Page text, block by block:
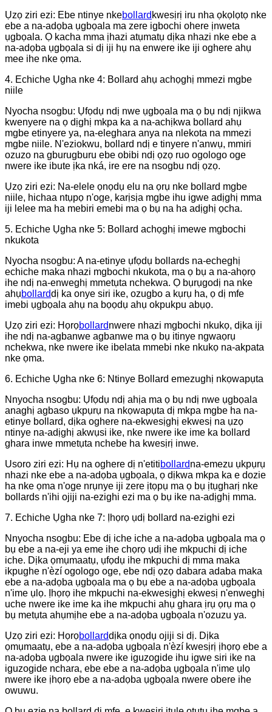
Ụzọ ziri ezi: Ebe ntinye nkebollard kwesịrị iru nha ọkọlọtọ nke
ebe a na-adọba ụgbọala ma zere igbochi ohere ịnweta
ụgbọala. Ọ kacha mma ịhazi atụmatụ dịka nhazi nke ebe a
na-adọba ụgbọala si dị iji hụ na enwere ike iji oghere ahụ
mee ihe nke ọma.
4. Echiche Ụgha nke 4: Bollard ahụ achọghị mmezi mgbe
niile
Nyocha nsogbu: Ụfọdụ ndị nwe ụgbọala ma ọ bụ ndị njikwa
kwenyere na ọ dịghị mkpa ka a na-achịkwa bollard ahụ
mgbe etinyere ya, na-eleghara anya na nlekota na mmezi
mgbe niile. N'eziokwu, bollard ndị e tinyere n'anwụ, mmiri
ozuzo na gburugburu ebe obibi ndị ọzọ ruo ogologo oge
nwere ike ibute ịka nká, ire ere na nsogbu ndị ọzọ.
Ụzọ ziri ezi: Na-elele ọnọdụ elu na ọrụ nke bollard mgbe
niile, hichaa ntụpọ n'oge, karịsịa mgbe ihu igwe adịghị mma
iji lelee ma ha mebiri emebi ma ọ bụ na ha adịghị ọcha.
5. Echiche Ụgha nke 5: Bollard achọghị imewe mgbochi
nkukota
Nyocha nsogbu: A na-etinye ụfọdụ bollards na-echeghị
echiche maka nhazi mgbochi nkukota, ma ọ bụ a na-ahọrọ
ihe ndị na-enweghị mmetụta nchekwa. Ọ bụrụgodị na nke
ahụbollarddị ka onye siri ike, ozugbo a kụrụ ha, ọ dị mfe
imebi ụgbọala ahụ na bọọdụ ahụ okpukpu abụọ.
Ụzọ ziri ezi: Họrọbollardnwere nhazi mgbochi nkukọ, dịka iji
ihe ndị na-agbanwe agbanwe ma ọ bụ itinye ngwaọrụ
nchekwa, nke nwere ike ibelata mmebi nke nkukọ na-akpata
nke ọma.
6. Echiche Ụgha nke 6: Ntinye Bollard emezughị nkọwapụta
Nnyocha nsogbu: Ụfọdụ ndị ahịa ma ọ bụ ndị nwe ụgbọala
anaghị agbaso ụkpụrụ na nkọwapụta dị mkpa mgbe ha na-
etinye bollard, dịka oghere na-ekwesịghị ekwesị na ụzọ
ntinye na-adịghị akwụsi ike, nke nwere ike ime ka bollard
ghara inwe mmetụta nchebe ha kwesịrị inwe.
Usoro ziri ezi: Hụ na oghere dị n'etitibollardna-emezu ụkpụrụ
nhazi nke ebe a na-adọba ụgbọala, ọ dịkwa mkpa ka e dozie
ha nke ọma n'oge nrụnye iji zere ịtọpụ ma ọ bụ ịtụgharị nke
bollards n'ihi ojiji na-ezighi ezi ma ọ bụ ike na-adịghị mma.
7. Echiche Ụgha nke 7: Ịhọrọ ụdị bollard na-ezighi ezi
Nnyocha nsogbu: Ebe dị iche iche a na-adọba ụgbọala ma ọ
bụ ebe a na-eji ya eme ihe chọrọ ụdị ihe mkpuchi dị iche
iche. Dịka ọmụmaatụ, ụfọdụ ihe mkpuchi dị mma maka
ikpughe n'èzí ogologo oge, ebe ndị ọzọ dabara adaba maka
ebe a na-adọba ụgbọala ma ọ bụ ebe a na-adọba ụgbọala
n'ime ụlọ. Ịhọrọ ihe mkpuchi na-ekwesịghị ekwesị n'enweghị
uche nwere ike ime ka ihe mkpuchi ahụ ghara ịrụ ọrụ ma ọ
bụ metụta ahụmịhe ebe a na-adọba ụgbọala n'ozuzu ya.
Ụzọ ziri ezi: Họrọbollarddịka ọnọdụ ojiji si dị. Dịka
ọmụmaatụ, ebe a na-adọba ụgbọala n'èzí kwesịrị ịhọrọ ebe a
na-adọba ụgbọala nwere ike iguzogide ihu igwe siri ike na
iguzogide nchara, ebe ebe a na-adọba ụgbọala n'ime ụlọ
nwere ike ịhọrọ ebe a na-adọba ụgbọala nwere obere ihe
owuwu.